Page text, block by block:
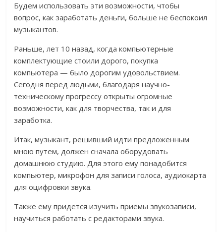
Будем использовать эти возможности, чтобы
вопрос, как заработать деньги, больше не беспокоил
музыкантов.
Раньше, лет 10 назад, когда компьютерные
комплектующие стоили дорого, покупка
компьютера — было дорогим удовольствием.
Сегодня перед людьми, благодаря научно-
техническому прогрессу открыты огромные
возможности, как для творчества, так и для
заработка.
Итак, музыкант, решивший идти предложенным
мною путем, должен сначала оборудовать
домашнюю студию. Для этого ему понадобится
компьютер, микрофон для записи голоса, аудиокарта
для оцифровки звука.
Также ему придется изучить приемы звукозаписи,
научиться работать с редакторами звука.